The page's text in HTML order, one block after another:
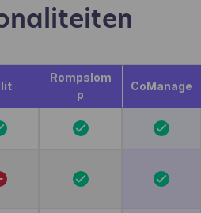
Rompslom
p
CoManage